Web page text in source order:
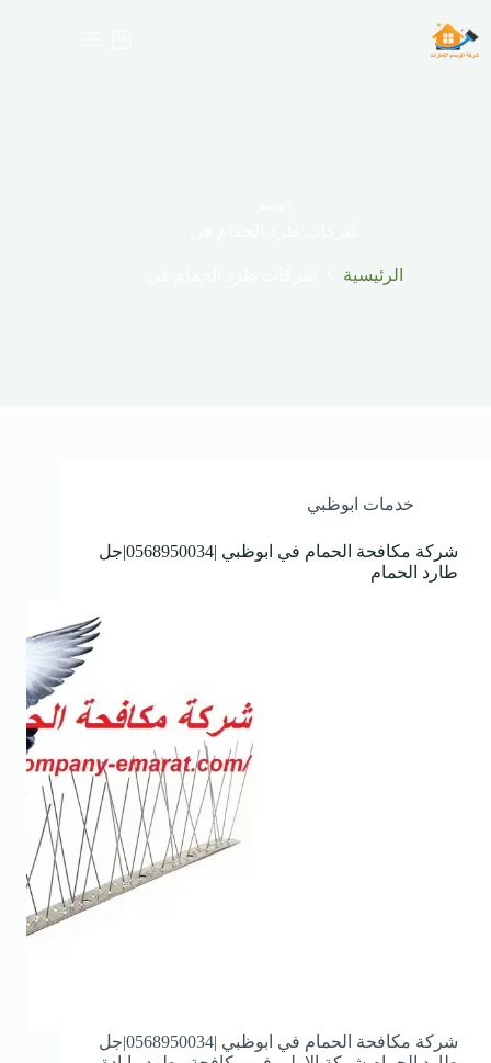
إلى
المحتوى
الرئيسية
خدمات ابوظبي
شركة مكافحة الحمام في ابوظبي |0568950034|جل
طارد الحمام
شركة مكافحة الحمام في ابوظبي |0568950034|جل